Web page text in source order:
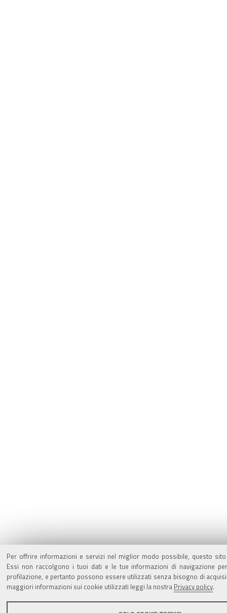
Per offrire informazioni e servizi nel miglior modo possibile, questo
Essi non raccolgono i tuoi dati e le tue informazioni di navigazione
profilazione, e pertanto possono essere utilizzati senza bisogno di
maggiori informazioni sui cookie utilizzati leggi la nostra Privacy policy.